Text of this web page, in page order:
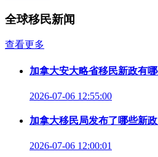
全球移民新闻
查看更多
加拿大安大略省移民新政有
2026-07-06 12:55:00
加拿大移民局发布了哪些新
2026-07-06 12:00:01